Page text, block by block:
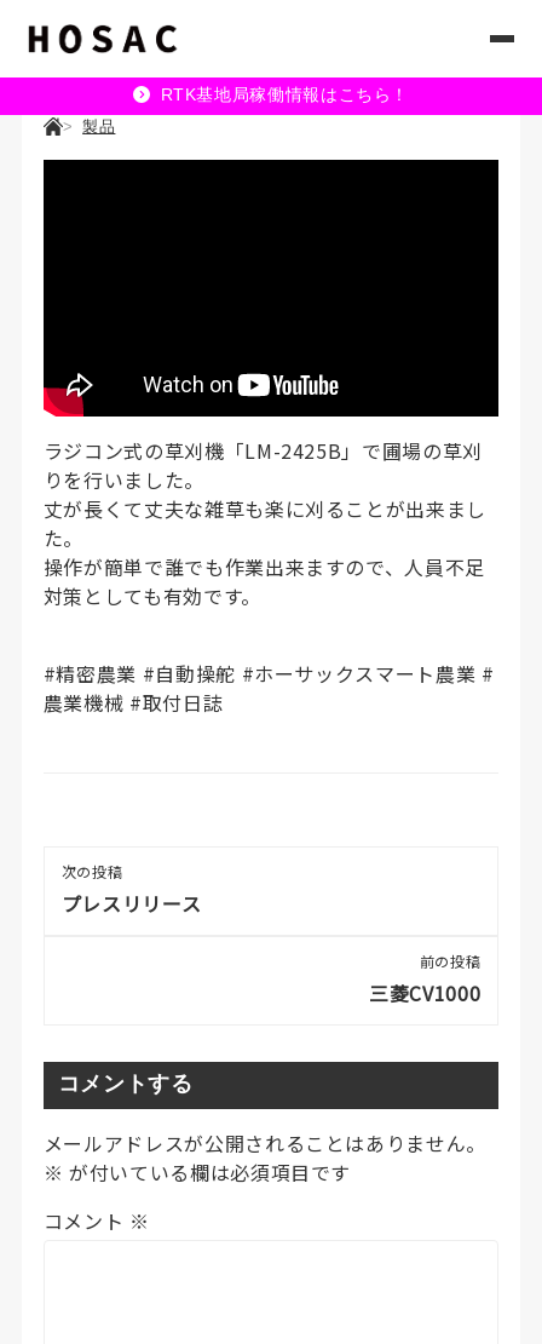
RTK基地局稼働情報はこちら！
製品
ラジコン式の草刈機「LM-2425B」で圃場の草刈
りを行いました。
丈が長くて丈夫な雑草も楽に刈ることが出来まし
た。
操作が簡単で誰でも作業出来ますので、人員不足
対策としても有効です。
#精密農業 #自動操舵 #ホーサックスマート農業 #
農業機械 #取付日誌
次の投稿
プレスリリース
前の投稿
三菱CV1000
コメントする
メールアドレスが公開されることはありません。
※ が付いている欄は必須項目です
コメント ※